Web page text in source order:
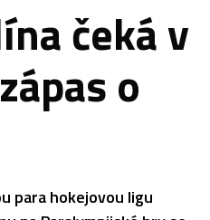
čeká v
o
para hokejovou ligu